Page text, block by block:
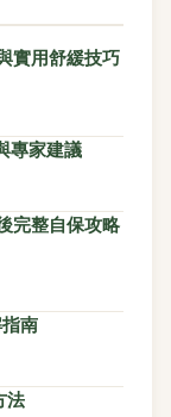
實用舒緩技巧
專家建議
完整自保攻略
南
法